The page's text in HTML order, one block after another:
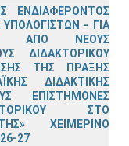
ΕΝΔΙΑΦΕΡΟΝΤΟΣ
- ΓΙΑ
ΑΠΟ ΝΕΟΥΣ
ΔΙΔΑΚΤΟΡΙΚΟΥ
ΤΗΣ ΠΡΑΞΗΣ
ΔΙΔΑΚΤΙΚΗΣ
ΕΠΙΣΤΗΜΟΝΕΣ
ΣΤΟ
ΧΕΙΜΕΡΙΝΟ
27